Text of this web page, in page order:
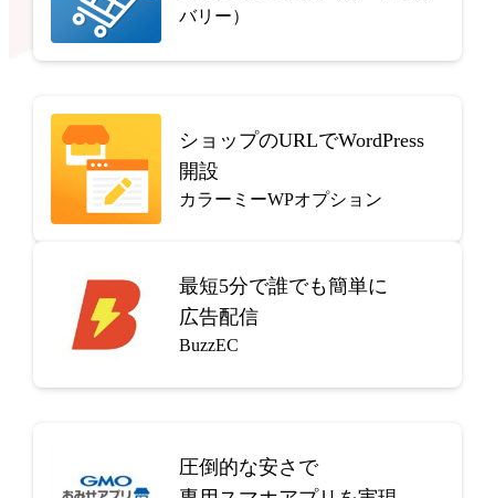
バリー）
ショップのURLでWordPress
開設
カラーミーWPオプション
最短5分で誰でも簡単に
広告配信
BuzzEC
圧倒的な安さで